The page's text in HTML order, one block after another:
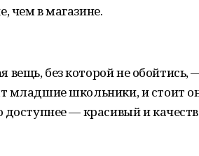
чем в магазине.
без которой не обойтись,
младшие школьники, и стоит
доступнее — красивый и